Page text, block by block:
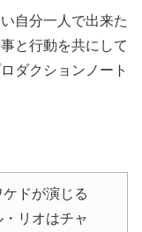
自分一人で出来た
と行動を共にして
ダクションノート
ドが演じる
リオはチャ